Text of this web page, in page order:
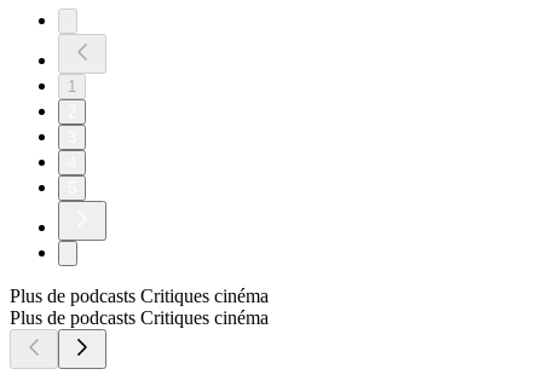
1
Plus de podcasts Critiques cinéma
Plus de podcasts Critiques cinéma